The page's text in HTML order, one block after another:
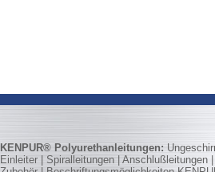
KENPUR® Polyurethanleitungen:
Einleiter
Spiralleitungen Anschlußleitungen